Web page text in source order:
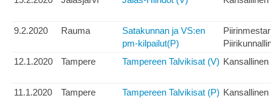
9.2.2020 Rauma
Satakunnan ja VS:en
pm-kilpailut(P)
12.1.2020
Tampere Tampereen Talvikisat (V) Kansallinen
11.1.2020 Tampere Tampereen Talvikisat (P) Kansallinen